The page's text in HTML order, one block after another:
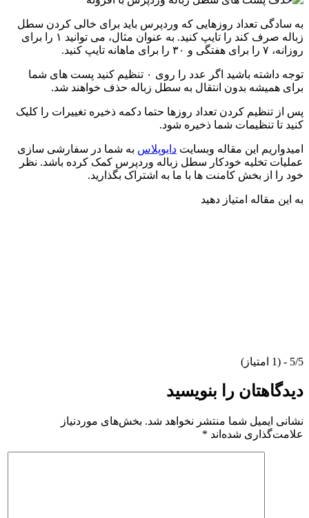
به سادگی تعداد روزهایی که وردپرس باید برای خالی کردن سطل
زباله صرف کند را تایپ کنید. به عنوان مثال، می توانید ۱ را برای
روزانه، ۷ را برای هفتگی و ۳۰ را برای ماهانه تایپ کنید.
توجه داشته باشید اگر عدد را روی ۰ تنظیم کنید پست های شما
برای همیشه بدون انتقال به سطل زباله حذف خواهند شد.
پس از تنظیم کردن تعداد روزها حتما دکمه ذخیره تغییرات را کلیک
کنید تا تنظیمات شما ذخیره شود.
امیدواریم این مقاله وبسایت دایوپلاس به شما در سفارشی سازی
عملیات تخلیه خودکار سطل زباله وردپرس کمک کرده باشد. نظر
خود را از بخش کامنت ها با ما به اشتراک بگذارید.
به این مقاله امتیاز دهید
5/5 - (1 امتیاز)
دیدگاهتان را بنویسید
نشانی ایمیل شما منتشر نخواهد شد. بخش‌های موردنیاز
علامت‌گذاری شده‌اند *